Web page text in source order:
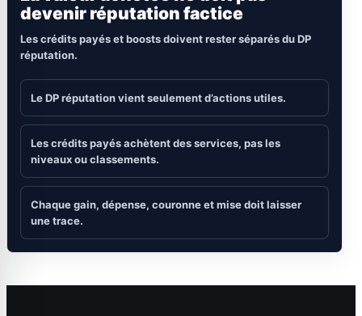
devenir réputation factice
Les crédits payés et boosts doivent rester séparés du DP
réputation.
Le DP réputation vient seulement d’actions utiles.
Les crédits payés achètent des services, pas les
niveaux ou classements.
Chaque gain, dépense, couronne et mise doit laisser
une trace.